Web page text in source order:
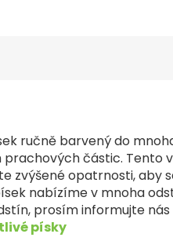
ručně barvený do
prachových částic. Tento
zvýšené opatrnosti, aby
nabízíme v mnoha
prosím informujte
písky